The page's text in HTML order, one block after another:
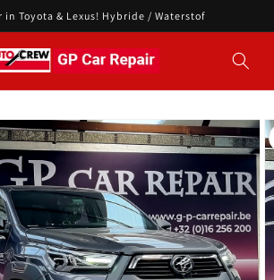
in Toyota & Lexus! Hybride / Waterstof